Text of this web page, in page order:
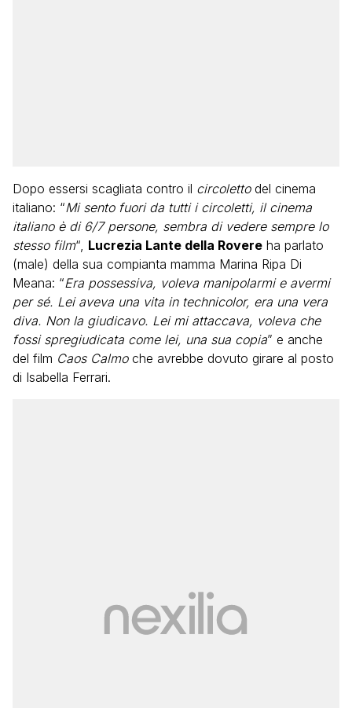
Dopo essersi scagliata contro il circolettodel cinema
italiano: “Mi sento fuori da tutti i circoletti, il cinema
italiano è di 6/7 persone, sembra di vedere sempre lo
stesso film“, Lucrezia Lante della Rovere ha parlato
(male) della sua compianta mamma Marina Ripa Di
Meana: “Era possessiva, voleva manipolarmi e avermi
per sé. Lei aveva una vita in technicolor, era una vera
diva. Non la giudicavo. Lei mi attaccava, voleva che
fossi spregiudicata come lei, una sua copia” e anche
del film Caos Calmoche avrebbe dovuto girare al posto
di Isabella Ferrari.